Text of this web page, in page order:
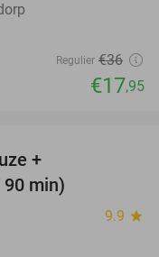
Regulier €36
€17,95
+
min)
9.9 star